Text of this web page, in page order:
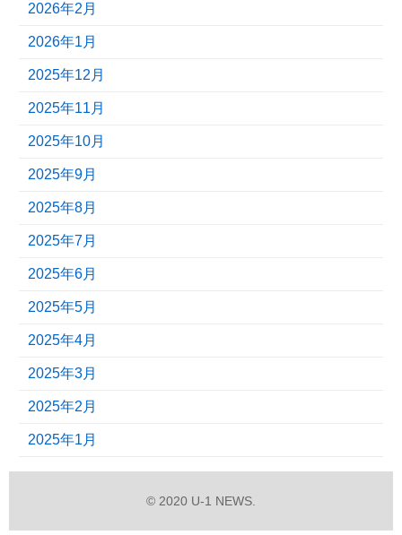
2026年2月
2026年1月
2025年12月
2025年11月
2025年10月
2025年9月
2025年8月
2025年7月
2025年6月
2025年5月
2025年4月
2025年3月
2025年2月
2025年1月
© 2020 U-1 NEWS.